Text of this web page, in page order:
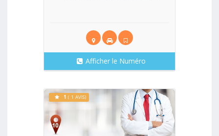
Afficher le Numéro
Voir
1 ( 1 AVIS)